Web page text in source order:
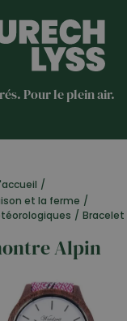
Pour le plein air.
/
et la ferme /
/ Bracelet
Alpin